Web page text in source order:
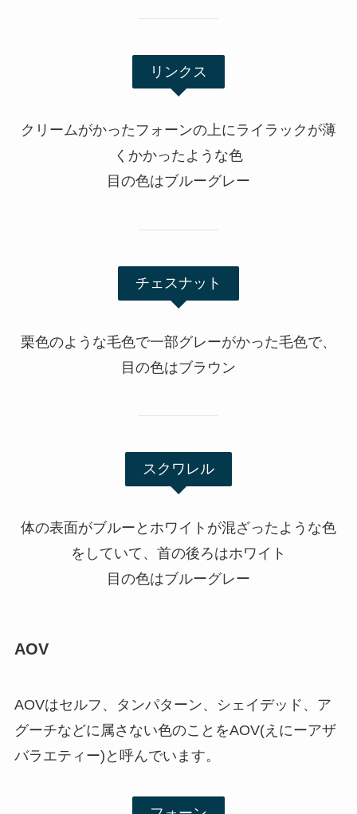
リンクス
クリームがかったフォーンの上にライラックが薄
くかかったような色
目の色はブルーグレー
チェスナット
栗色のような毛色で一部グレーがかった毛色で、
目の色はブラウン
スクワレル
体の表面がブルーとホワイトが混ざったような色
をしていて、首の後ろはホワイト
目の色はブルーグレー
AOV
AOVはセルフ、タンパターン、シェイデッド、ア
グーチなどに属さない色のことをAOV(えにーアザ
バラエティー)と呼んでいます。